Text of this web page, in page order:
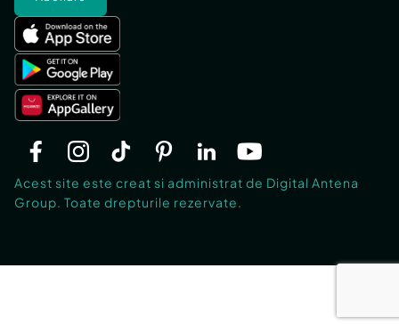
Acest site este creat si administrat de Digital Antena
Group. Toate drepturile rezervate.